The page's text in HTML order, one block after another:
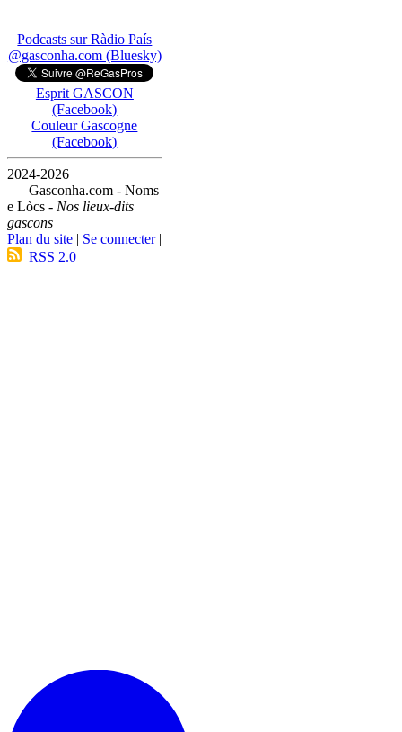
Podcasts sur Ràdio País
@gasconha.com (Bluesky)
Esprit GASCON
(Facebook)
Couleur Gascogne
(Facebook)
2024-2026
— Gasconha.com - Noms
e Lòcs - Nos lieux-dits
gascons
Plan du site | Se connecter|
RSS 2.0